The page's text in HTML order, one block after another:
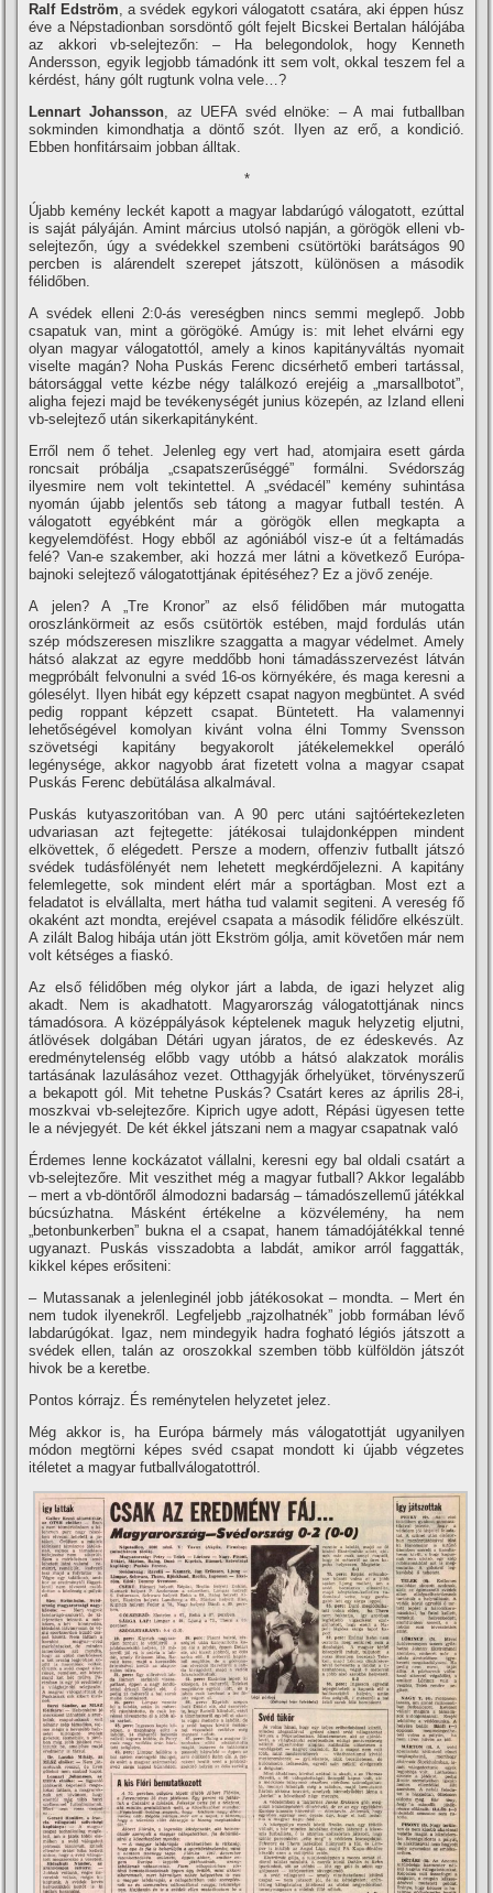
Ralf Edström, a svédek egykori válogatott csatára, aki éppen húsz
éve a Népstadionban sorsdöntő gólt fejelt Bicskei Bertalan hálójába
az akkori vb-selejtezőn: – Ha belegondolok, hogy Kenneth
Andersson, egyik legjobb támadónk itt sem volt, okkal teszem fel a
kérdést, hány gólt rugtunk volna vele…?
Lennart Johansson, az UEFA svéd elnöke: – A mai futballban
sokminden kimondhatja a döntő szót. Ilyen az erő, a kondició.
Ebben honfitársaim jobban álltak.
*
Újabb kemény leckét kapott a magyar labdarúgó válogatott, ezúttal
is saját pályáján. Amint március utolsó napján, a görögök elleni vb-
selejtezőn, úgy a svédekkel szembeni csütörtöki barátságos 90
percben is alárendelt szerepet játszott, különösen a második
félidőben.
A svédek elleni 2:0-ás vereségben nincs semmi meglepő. Jobb
csapatuk van, mint a görögöké. Amúgy is: mit lehet elvárni egy
olyan magyar válogatottól, amely a kinos kapitányváltás nyomait
viselte magán? Noha Puskás Ferenc dicsérhető emberi tartással,
bátorsággal vette kézbe négy találkozó erejéig a „marsallbotot”,
aligha fejezi majd be tevékenységét junius közepén, az Izland elleni
vb-selejtező után sikerkapitányként.
Erről nem ő tehet. Jelenleg egy vert had, atomjaira esett gárda
roncsait próbálja „csapatszerűséggé” formálni. Svédország
ilyesmire nem volt tekintettel. A „svédacél” kemény suhintása
nyomán újabb jelentős seb tátong a magyar futball testén. A
válogatott egyébként már a görögök ellen megkapta a
kegyelemdöfést. Hogy ebből az agóniából visz-e út a feltámadás
felé? Van-e szakember, aki hozzá mer látni a következő Európa-
bajnoki selejtező válogatottjának épitéséhez? Ez a jövő zenéje.
A jelen? A „Tre Kronor” az első félidőben már mutogatta
oroszlánkörmeit az esős csütörtök estében, majd fordulás után
szép módszeresen miszlikre szaggatta a magyar védelmet. Amely
hátsó alakzat az egyre meddőbb honi támadásszervezést látván
megpróbált felvonulni a svéd 16-os környékére, és maga keresni a
gólesélyt. Ilyen hibát egy képzett csapat nagyon megbüntet. A svéd
pedig roppant képzett csapat. Büntetett. Ha valamennyi
lehetőségével komolyan kivánt volna élni Tommy Svensson
szövetségi kapitány begyakorolt játékelemekkel operáló
legénysége, akkor nagyobb árat fizetett volna a magyar csapat
Puskás Ferenc debütálása alkalmával.
Puskás kutyaszoritóban van. A 90 perc utáni sajtóértekezleten
udvariasan azt fejtegette: játékosai tulajdonképpen mindent
elkövettek, ő elégedett. Persze a modern, offenziv futballt játszó
svédek tudásfölényét nem lehetett megkérdőjelezni. A kapitány
felemlegette, sok mindent elért már a sportágban. Most ezt a
feladatot is elvállalta, mert hátha tud valamit segiteni. A vereség fő
okaként azt mondta, erejével csapata a második félidőre elkészült.
A zilált Balog hibája után jött Ekström gólja, amit követően már nem
volt kétséges a fiaskó.
Az első félidőben még olykor járt a labda, de igazi helyzet alig
akadt. Nem is akadhatott. Magyarország válogatottjának nincs
támadósora. A középpályások képtelenek maguk helyzetig eljutni,
átlövések dolgában Détári ugyan járatos, de ez édeskevés. Az
eredménytelenség előbb vagy utóbb a hátsó alakzatok morális
tartásának lazulásához vezet. Otthagyják őrhelyüket, törvényszerű
a bekapott gól. Mit tehetne Puskás? Csatárt keres az április 28-i,
moszkvai vb-selejtezőre. Kiprich ugye adott, Répási ügyesen tette
le a névjegyét. De két ékkel játszani nem a magyar csapatnak való
Érdemes lenne kockázatot vállalni, keresni egy bal oldali csatárt a
vb-selejtezőre. Mit veszithet még a magyar futball? Akkor legalább
– mert a vb-döntőről álmodozni badarság – támadószellemű játékkal
búcsúzhatna. Másként értékelne a közvélemény, ha nem
„betonbunkerben” bukna el a csapat, hanem támadójátékkal tenné
ugyanazt. Puskás visszadobta a labdát, amikor arról faggatták,
kikkel képes erősiteni:
– Mutassanak a jelenleginél jobb játékosokat – mondta. – Mert én
nem tudok ilyenekről. Legfeljebb „rajzolhatnék” jobb formában lévő
labdarúgókat. Igaz, nem mindegyik hadra fogható légiós játszott a
svédek ellen, talán az oroszokkal szemben több külföldön játszót
hivok be a keretbe.
Pontos kórrajz. És reménytelen helyzetet jelez.
Még akkor is, ha Európa bármely más válogatottját ugyanilyen
módon megtörni képes svéd csapat mondott ki újabb végzetes
itéletet a magyar futballválogatottról.